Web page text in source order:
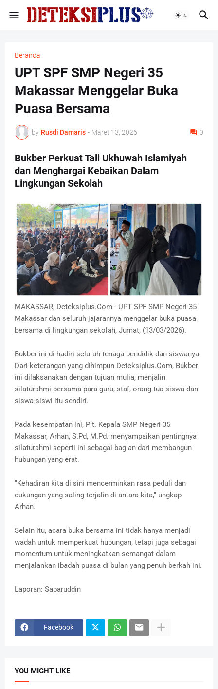
Beranda
UPT SPF SMP Negeri 35
Makassar Menggelar Buka
Puasa Bersama
by Rusdi Damaris - Maret 13, 2026 0
Bukber Perkuat Tali Ukhuwah Islamiyah
dan Menghargai Kebaikan Dalam
Lingkungan Sekolah
MAKASSAR, Deteksiplus.Com - UPT SPF SMP Negeri 35
Makassar dan seluruh jajarannya menggelar buka puasa
bersama di lingkungan sekolah, Jumat, (13/03/2026).
Bukber ini di hadiri seluruh tenaga pendidik dan siswanya.
Dari keterangan yang dihimpun Deteksiplus.Com, Bukber
ini dilaksanakan dengan tujuan mulia, menjalin
silaturahmi bersama para guru, staf, orang tua siswa dan
siswa-siswi itu sendiri.
Pada kesempatan ini, Plt. Kepala SMP Negeri 35
Makassar, Arhan, S.Pd, M.Pd. menyampaikan pentingnya
silaturahmi seperti ini sebagai bagian dari membangun
hubungan yang erat.
"Kehadiran kita di sini mencerminkan rasa peduli dan
dukungan yang saling terjalin di antara kita," ungkap
Arhan.
Selain itu, acara buka bersama ini tidak hanya menjadi
wadah untuk memperkuat hubungan, tetapi juga sebagai
momentum untuk meningkatkan semangat dalam
menjalankan ibadah puasa di bulan yang penuh berkah ini.
Laporan: Sabaruddin
Facebook
YOU MIGHT LIKE